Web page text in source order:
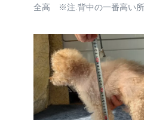
全高 ※注.背中の一番高い